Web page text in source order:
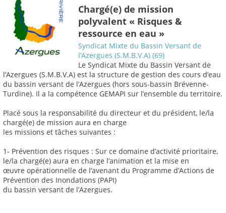
Chargé(e) de mission
polyvalent « Risques &
ressource en eau »
Syndicat Mixte du Bassin Versant de
l’Azergues (S.M.B.V.A) (69)
Le Syndicat Mixte du Bassin Versant de
l’Azergues (S.M.B.V.A) est la structure de gestion des cours d’eau
du bassin versant de l’Azergues (hors sous-bassin Brévenne-
Turdine). Il a la compétence GEMAPI sur l’ensemble du territoire.
Placé sous la responsabilité du directeur et du président, le/la
chargé(e) de mission aura en charge
les missions et tâches suivantes :
1- Prévention des risques : Sur ce domaine d’activité prioritaire,
le/la chargé(e) aura en charge l’animation et la mise en
œuvre opérationnelle de l’avenant du Programme d’Actions de
Prévention des Inondations (PAPI)
du bassin versant de l’Azergues.